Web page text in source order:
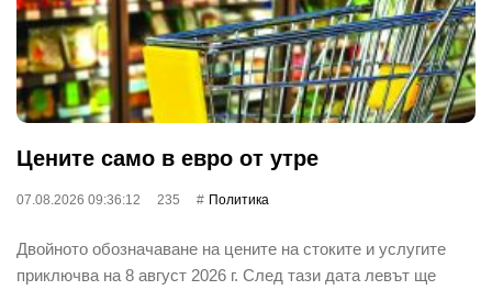
Цените само в евро от утре
07.08.2026 09:36:12 235 Политика
Двойното обозначаване на цените на стоките и услугите
приключва на 8 август 2026 г. След тази дата левът ще